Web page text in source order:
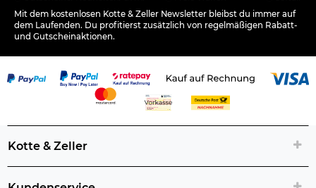
Mit dem kostenlosen Kotte & Zeller Newsletter bleibst du immer auf
dem Laufenden. Du profitierst zusätzlich von regelmäßigen Rabatt-
und Gutscheinaktionen.
Kotte & Zeller